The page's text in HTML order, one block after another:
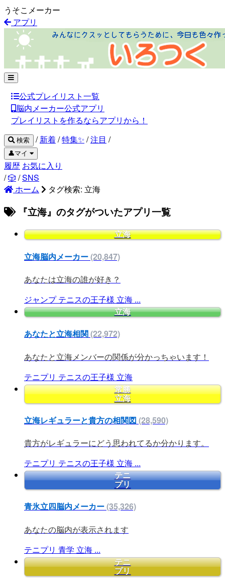
うそこメーカー
アプリ
公式プレイリスト一覧
脳内メーカー公式アプリ
プレイリストを作るならアプリから！
検索 / 新着/特集✨ /注目 /
👤マイ
履歴 お気に入り
/🎲 /SNS
ホーム
タグ検索: 立海
『立海』のタグがついたアプリ一覧
立海
立海脳内メーカー(20,847)
あなたは立海の誰が好き？
ジャンプ テニスの王子様 立海 ...
立海
あなたと立海相関(22,972)
あなたと立海メンバーの関係が分かっちゃいます！
テニプリ テニスの王子様 立海
常勝
立海
立海レギュラーと貴方の相関図 (28,590)
貴方がレギュラーにどう思われてるか分かります。
テニプリ テニスの王子様 立海 ...
テニ
プリ
青氷立四脳内メーカー(35,326)
あなたの脳内が表示されます
テニプリ 青学 立海 ...
テニ
プリ